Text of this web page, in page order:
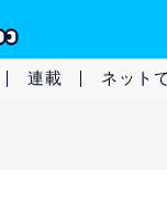
連載 ネット